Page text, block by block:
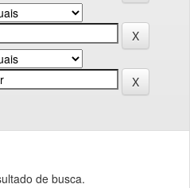
de busca.